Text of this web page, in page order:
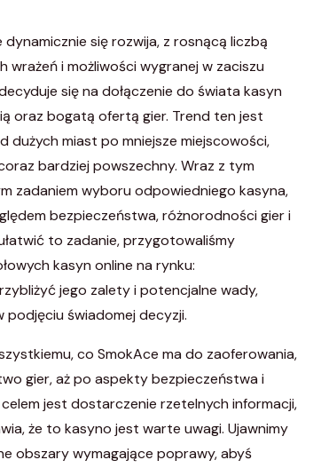
się rozwija, z rosnącą liczbą
i możliwości wygranej w zaciszu
się na dołączenie do świata kasyn
oraz bogatą ofertą gier. Trend ten jest
dużych miast po mniejsze miejscowości,
bardziej powszechny. Wraz z tym
zadaniem wyboru odpowiedniego kasyna,
bezpieczeństwa, różnorodności gier i
to zadanie, przygotowaliśmy
kasyn online na rynku:
jego zalety i potencjalne wady,
świadomej decyzji.
co SmokAce ma do zaoferowania,
gier, aż po aspekty bezpieczeństwa i
jest dostarczenie rzetelnych informacji,
że to kasyno jest warte uwagi. Ujawnimy
obszary wymagające poprawy, abyś